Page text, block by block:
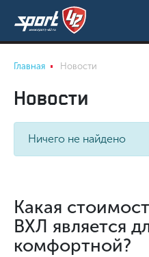
Главная Новости
Новости
Ничего не найдено
Какая
ВХЛ является
комфортной?